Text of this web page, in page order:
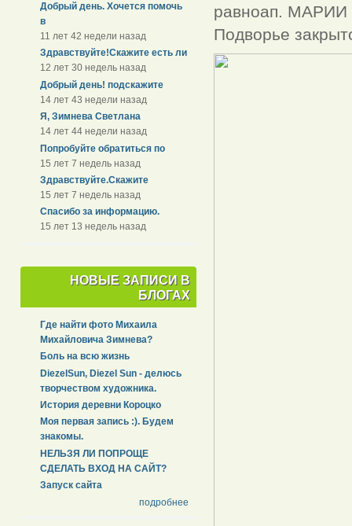
Добрый день. Хочется помочь
в
11 лет 42 недели назад
Здравствуйте!Скажите есть ли
12 лет 30 недель назад
Добрый день! подскажите
14 лет 43 недели назад
Я, Зимнева Светлана
14 лет 44 недели назад
Попробуйте обратиться по
15 лет 7 недель назад
Здравствуйте.Скажите
15 лет 7 недель назад
Спасибо за информацию.
15 лет 13 недель назад
НОВЫЕ ЗАПИСИ В
БЛОГАХ
Где найти фото Михаила
Михайловича Зимнева?
Боль на всю жизнь
DiezelSun, Diezel Sun - делюсь
творчеством художника.
История деревни Короцко
Моя первая запись :). Будем
знакомы.
НЕЛЬЗЯ ЛИ ПОПРОЩЕ
СДЕЛАТЬ ВХОД НА САЙТ?
Запуск сайта
подробнее
равноап. МАРИИ
Подворье